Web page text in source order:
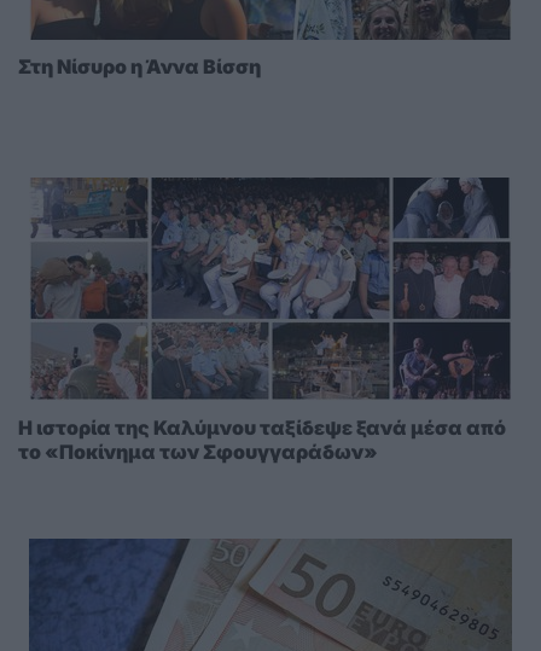
Στη Νίσυρο η Άννα Βίσση
Η ιστορία της Καλύμνου ταξίδεψε ξανά μέσα από
το «Ποκίνημα των Σφουγγαράδων»